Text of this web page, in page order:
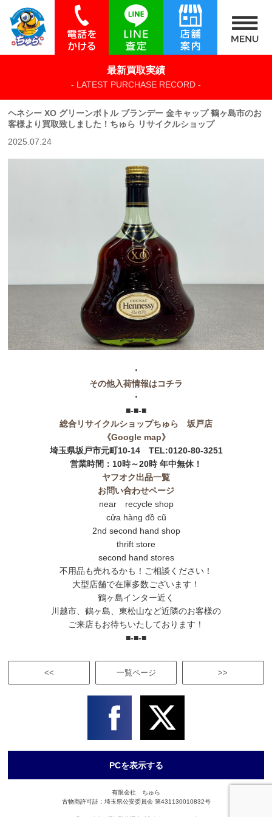
最新買取実績
- LATEST PURCHASE RECORD -
ヘネシー XO グリーンボトル ブランデー 金キャップ 鶴ヶ島市のお
客様より買取致しました！ちゅら リサイクルショップ
2025.07.24
・
その他入荷情報はコチラ
・
■-■-■
総合リサイクルショップちゅら 坂戸店
《Google map》
埼玉県坂戸市元町10-14 TEL:0120-80-3251
営業時間：10時～20時 年中無休！
ヤフオク出品一覧
お問い合わせページ
near recycle shop
cửa hàng đồ cũ
2nd second hand shop
thrift store
second hand stores
不用品も売れるかも！ご相談ください！
大型店舗で在庫多数ございます！
鶴ヶ島インター近く
川越市、鶴ヶ島、東松山など近隣のお客様の
ご来店もお待ちいたしております！
■-■-■
<< >>
一覧ページ
PCを表示する
有限会社 ちゅら
古物商許可証：埼玉県公安委員会 第431130010832号